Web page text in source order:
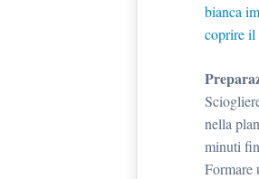
bianca
coprire il
nella
minuti
Formare